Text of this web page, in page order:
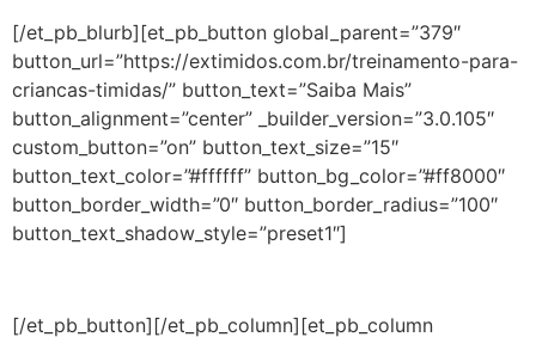
[/et_pb_blurb][et_pb_button global_parent=”379″
button_url=”https://extimidos.com.br/treinamento-para-
criancas-timidas/” button_text=”Saiba Mais”
button_alignment=”center” _builder_version=”3.0.105″
custom_button=”on” button_text_size=”15″
button_text_color=”#ffffff” button_bg_color=”#ff8000″
button_border_width=”0″ button_border_radius=”100″
button_text_shadow_style=”preset1″]
[/et_pb_button][/et_pb_column][et_pb_column